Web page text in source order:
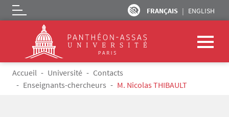
Aller au contenu principal
FRANÇAIS ENGLISH
Logo
Fil d'Ariane
Accueil Université
Contacts
Enseignants-chercheurs
M. Nicolas THIBAULT